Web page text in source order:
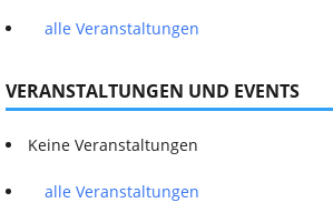
alle Veranstaltungen
VERANSTALTUNGEN UND EVENTS
Keine Veranstaltungen
alle Veranstaltungen